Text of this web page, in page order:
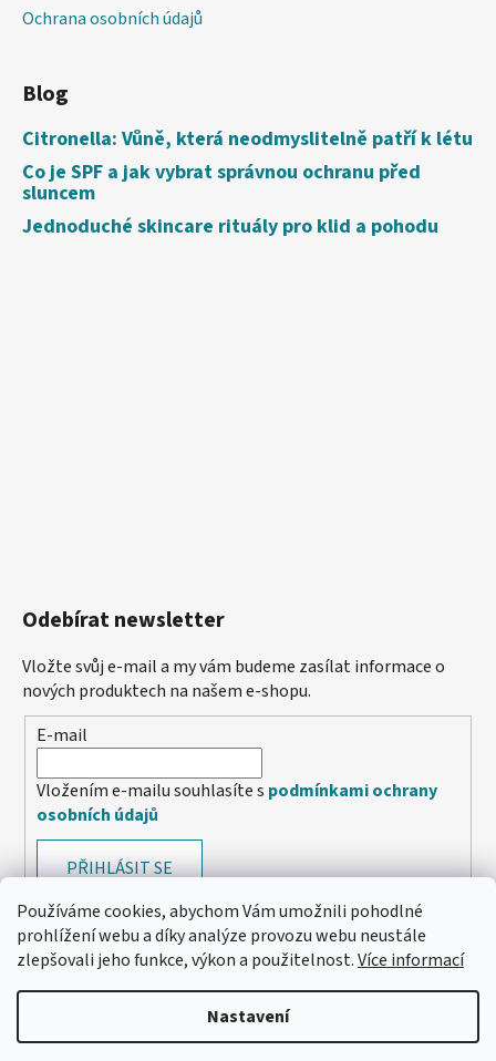
Používáme cookies, abychom Vám umožnili pohodlné
prohlížení webu a díky analýze provozu webu neustále
zlepšovali jeho funkce, výkon a použitelnost.Více informací
Nastavení
Ochrana osobních údajů
Blog
Citronella: Vůně, která neodmyslitelně patří k létu
Co je SPF a jak vybrat správnou ochranu před
sluncem
Jednoduché skincare rituály pro klid a pohodu
Odebírat newsletter
Vložte svůj e-mail a my vám budeme zasílat informace o
nových produktech na našem e-shopu.
E-mail
Vložením e-mailu souhlasíte s podmínkami ochrany
osobních údajů
PŘIHLÁSIT SE